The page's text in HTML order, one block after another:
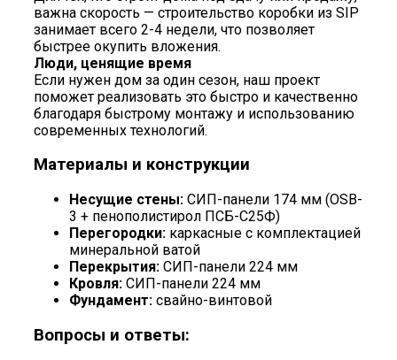
важна скорость — строительство коробки из SIP
занимает всего 2-4 недели, что позволяет
быстрее окупить вложения.
Люди, ценящие время
Если нужен дом за один сезон, наш проект
поможет реализовать это быстро и качественно
благодаря быстрому монтажу и использованию
современных технологий.
Материалы и конструкции
Несущие стены: СИП-панели 174 мм (OSB-
3 + пенополистирол ПСБ-С25Ф)
Перегородки: каркасные с комплектацией
минеральной ватой
Перекрытия: СИП-панели 224 мм
Кровля: СИП-панели 224 мм
Фундамент: свайно-винтовой
Вопросы и ответы: